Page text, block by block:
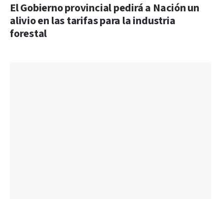
El Gobierno provincial pedirá a Nación un
alivio en las tarifas para la industria
forestal